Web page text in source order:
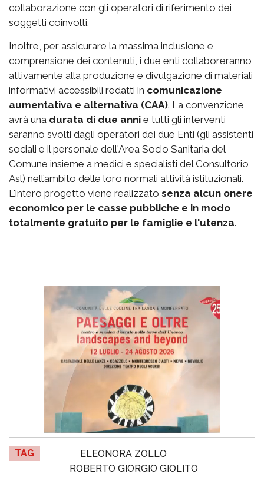
collaborazione con gli operatori di riferimento dei
soggetti coinvolti.
Inoltre, per assicurare la massima inclusione e
comprensione dei contenuti, i due enti collaboreranno
attivamente alla produzione e divulgazione di materiali
informativi accessibili redatti in comunicazione
aumentativa e alternativa (CAA). La convenzione
avrà una durata di due anni e tutti gli interventi
saranno svolti dagli operatori dei due Enti (gli assistenti
sociali e il personale dell'Area Socio Sanitaria del
Comune insieme a medici e specialisti del Consultorio
Asl) nell’ambito delle loro normali attività istituzionali.
L'intero progetto viene realizzato senza alcun onere
economico per le casse pubbliche e in modo
totalmente gratuito per le famiglie e l'utenza.
TAG
ELEONORA ZOLLO
ROBERTO GIORGIO GIOLITO